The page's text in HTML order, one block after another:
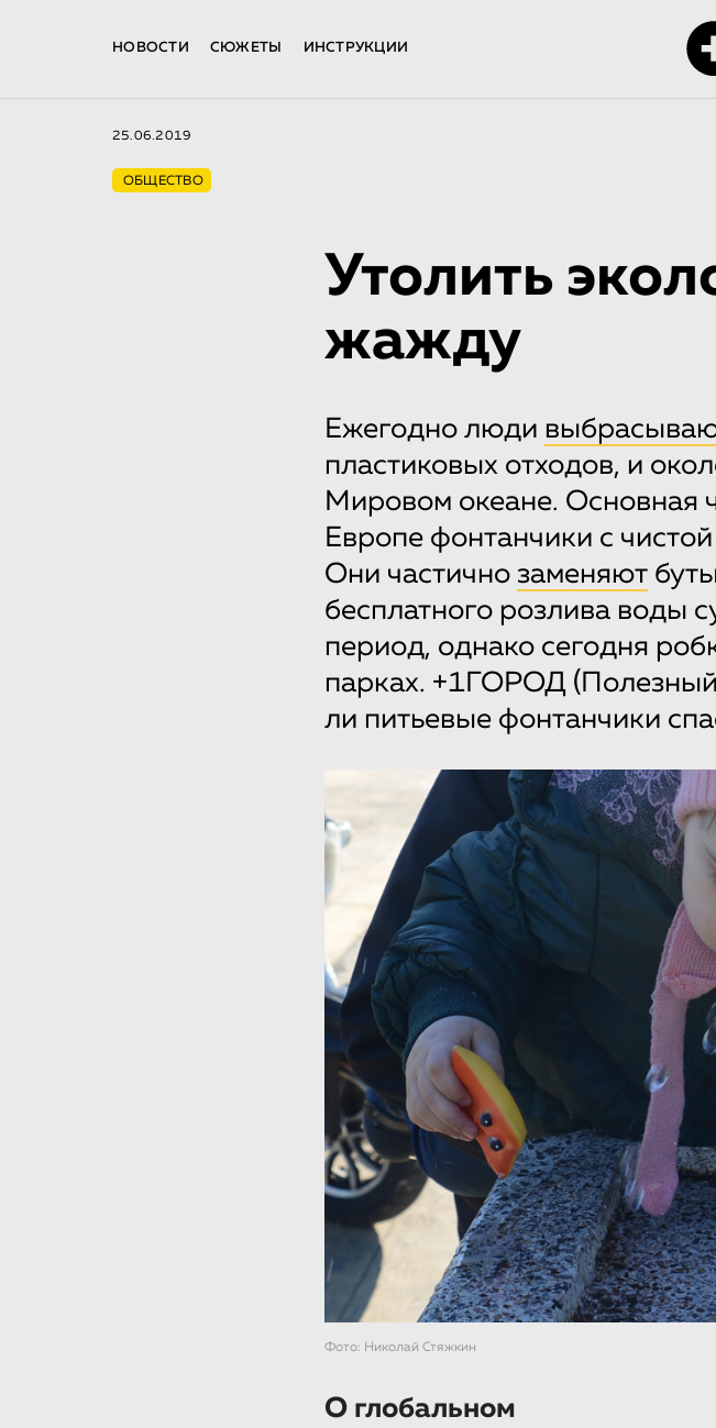
НОВОСТИ СЮЖЕТЫ ИНСТРУКЦИИ
25.06.2019
ОБЩЕСТВО
Утолить
жажду
Ежегодно люди
пластиковых отходов, и
Мировом океане. Основная
Европе фонтанчики с
Они частично заменяют
бесплатного розлива воды
период, однако сегодня
парках. +1ГОРОД
ли питьевые фонтанчики
Фото: Николай Стяжкин
О глобальном